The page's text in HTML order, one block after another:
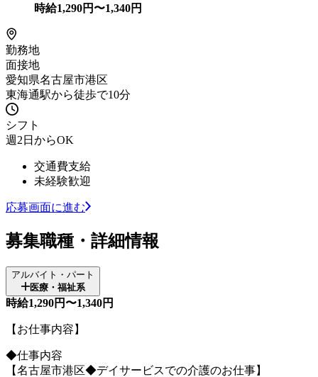
時給1,290円〜1,340円
勤務地
面接地
愛知県名古屋市港区
東海通駅から徒歩で10分
シフト
週2日からOK
交通費支給
未経験歓迎
応募画面に進む
募集職種・詳細情報
アルバイト・パート
医療・福祉系
時給1,290円〜1,340円
【お仕事内容】
◆仕事内容
【名古屋市港区◆デイサービスでの介護のお仕事】